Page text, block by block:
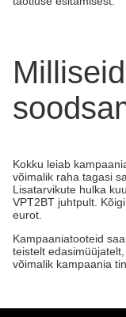
Kokku leiab
võimalik raha tagasi
Lisatarvikute hulka
VPT2BT juhtpult.
eurot.
Kampaaniatooteid
teistelt
võimalik kampaania